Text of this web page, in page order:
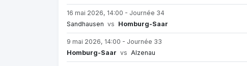
16 mai 2026, 14:00 - Journée 34
Sandhausen vs Homburg-Saar
9 mai 2026, 14:00 - Journée 33
Homburg-Saar vs Alzenau